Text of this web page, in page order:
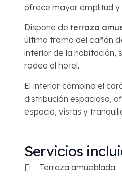
ofrece mayor amplitud
Dispone de terraza
último tramo del cañón
interior de la habitación,
rodea al hotel.
El interior combina el
distribución espaciosa,
espacio, vistas y
Servicios
Terraza amueblada